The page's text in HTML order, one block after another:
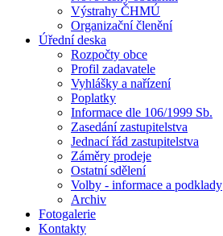
Výstrahy ČHMÚ
Organizační členění
Úřední deska
Rozpočty obce
Profil zadavatele
Vyhlášky a nařízení
Poplatky
Informace dle 106/1999 Sb.
Zasedání zastupitelstva
Jednací řád zastupitelstva
Záměry prodeje
Ostatní sdělení
Volby - informace a podklady
Archiv
Fotogalerie
Kontakty